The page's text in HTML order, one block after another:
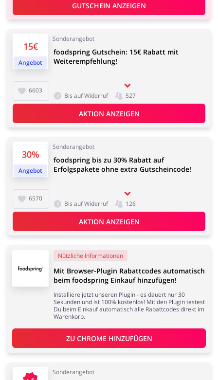
Blumen & Geschenke Reisen
GUTSCHEIN ANZEIGEN
15€
Angebot
Sonderangebot
6603
foodspring Gutschein: 15€ Rabatt mit
Weiterempfehlung!
Bis auf Widerruf 527
AKTION ANZEIGEN
30%
Angebot
Sonderangebot
6570
foodspring bis zu 30% Rabatt auf
Erfolgspakete ohne extra Gutscheincode!
Bis auf Widerruf 126
AKTION ANZEIGEN
Sonderangebot
Nützliche Informationen
Mit Browser-Plugin Rabattcodes automatisch
beim foodspring Einkauf hinzufügen!
Installiere jetzt unseren Plugin - es dauert nur 30
Sekunden und ist 100% kostenlos! Mit den Plugin testest
Du beim Einkauf automatisch alle Rabattcodes direkt im
Warenkorb.
ZU CHROME HINZUFÜGEN